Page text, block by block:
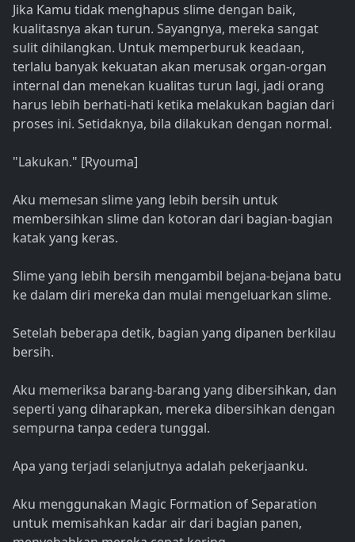
Jika Kamu tidak menghapus slime dengan baik,
kualitasnya akan turun. Sayangnya, mereka sangat
sulit dihilangkan. Untuk memperburuk keadaan,
terlalu banyak kekuatan akan merusak organ-organ
internal dan menekan kualitas turun lagi, jadi orang
harus lebih berhati-hati ketika melakukan bagian dari
proses ini. Setidaknya, bila dilakukan dengan normal.
"Lakukan." [Ryouma]
Aku memesan slime yang lebih bersih untuk
membersihkan slime dan kotoran dari bagian-bagian
katak yang keras.
Slime yang lebih bersih mengambil bejana-bejana batu
ke dalam diri mereka dan mulai mengeluarkan slime.
Setelah beberapa detik, bagian yang dipanen berkilau
bersih.
Aku memeriksa barang-barang yang dibersihkan, dan
seperti yang diharapkan, mereka dibersihkan dengan
sempurna tanpa cedera tunggal.
Apa yang terjadi selanjutnya adalah pekerjaanku.
Aku menggunakan Magic Formation of Separation
untuk memisahkan kadar air dari bagian panen,